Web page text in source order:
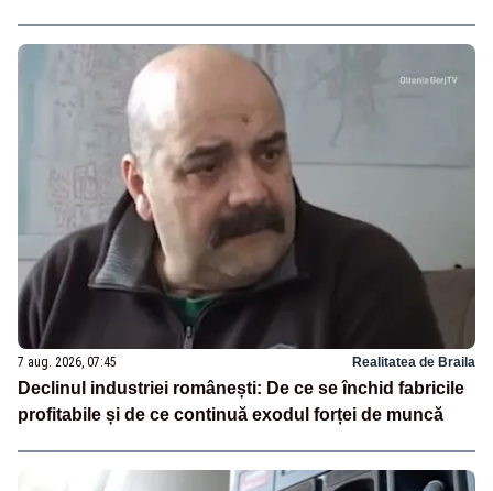
7 aug. 2026, 07:45 Realitatea de Braila
Declinul industriei românești: De ce se închid fabricile
profitabile și de ce continuă exodul forței de muncă